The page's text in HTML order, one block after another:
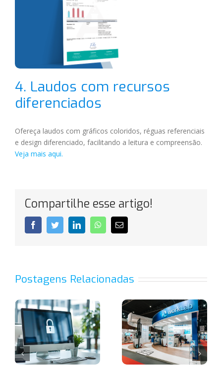
4. Laudos com recursos
diferenciados
Ofereça laudos com gráficos coloridos, réguas referenciais
e design diferenciado, facilitando a leitura e compreensão.
Veja mais aqui.
Compartilhe esse artigo!
FacebookTwitterLinkedInWhatsApp
E-
mail
Postagens Relacionadas